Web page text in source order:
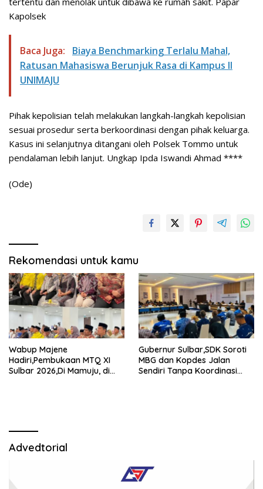
Kapolsek
Baca Juga:
Biaya Benchmarking Terlalu Mahal,
Ratusan Mahasiswa Berunjuk Rasa di Kampus II
UNIMAJU
Pihak kepolisian telah melakukan langkah-langkah kepolisian
sesuai prosedur serta berkoordinasi dengan pihak keluarga.
Kasus ini selanjutnya ditangani oleh Polsek Tommo untuk
pendalaman lebih lanjut. Ungkap Ipda Iswandi Ahmad ****
(Ode)
Rekomendasi untuk kamu
Wabup Majene
Hadiri,Pembukaan MTQ XI
Sulbar 2026,Di Mamuju, di
Gubernur Sulbar,SDK Soroti
MBG dan Kopdes Jalan
Sendiri Tanpa Koordinasi
Advedtorial